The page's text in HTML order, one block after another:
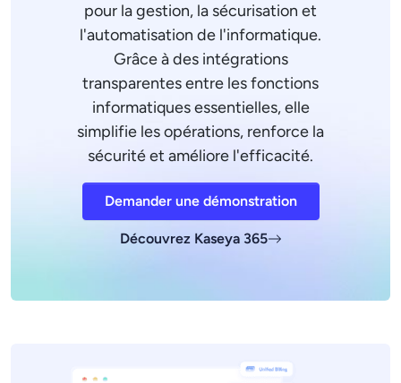
pour la gestion, la sécurisation et
l'automatisation de l'informatique.
Grâce à des intégrations
transparentes entre les fonctions
informatiques essentielles, elle
simplifie les opérations, renforce la
sécurité et améliore l'efficacité.
Demander une démonstration
Découvrez Kaseya 365